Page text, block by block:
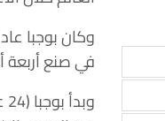
في صنع أربعة أهداف أخرى في 30